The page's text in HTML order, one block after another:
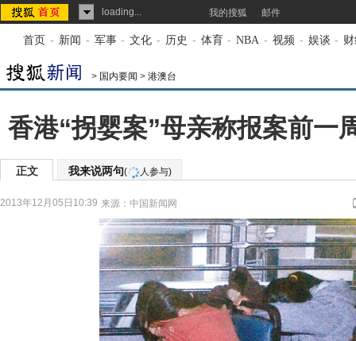
loading... 我的搜狐 邮件
首页 - 新闻 - 军事 - 文化 - 历史 - 体育 - NBA - 视频 - 娱谈 -
> 国内要闻 > 港澳台
香港“拐婴案”母亲称报案前一
正文 我来说两句( 人参与)
2013年12月05日10:39 来源： 中国新闻网